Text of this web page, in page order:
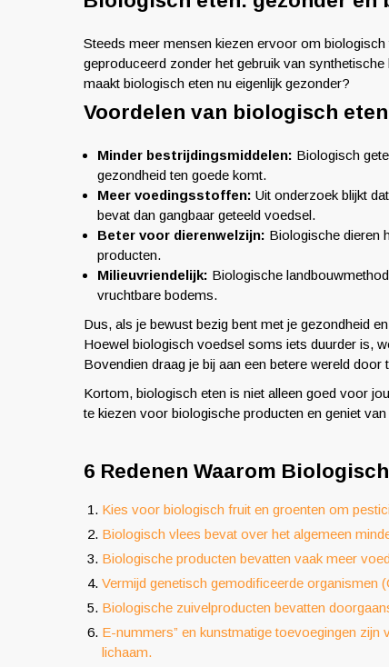
Steeds meer mensen kiezen ervoor om
geproduceerd zonder het gebruik van
maakt biologisch eten nu eigenlijk gezonder?
Voordelen van biologisch
Minder bestrijdingsmiddelen: Biologisch
gezondheid ten goede komt.
Meer voedingsstoffen: Uit onderzoek blijkt
bevat dan gangbaar geteeld voedsel.
Beter voor dierenwelzijn: Biologische dieren
producten.
Milieuvriendelijk: Biologische
vruchtbare bodems.
Dus, als je bewust bezig bent met je gezondheid
Hoewel biologisch voedsel soms iets duurder is,
Bovendien draag je bij aan een betere wereld
Kortom, biologisch eten is niet alleen goed voor
te kiezen voor biologische producten en geniet
6 Redenen Waarom
Kies voor biologisch fruit en groenten om
Biologisch vlees bevat over het algemeen
Biologische producten bevatten vaak meer
Vermijd genetisch gemodificeerde organismen
Biologische zuivelproducten bevatten
E-nummers” en kunstmatige toevoegingen
lichaam.